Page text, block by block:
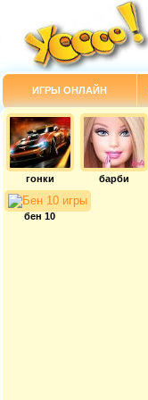
ИГРЫ ОНЛАЙН
гонки барби
бен 10